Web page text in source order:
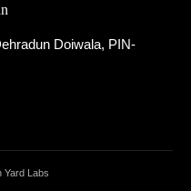
Doiwala, PIN-
Yard Labs